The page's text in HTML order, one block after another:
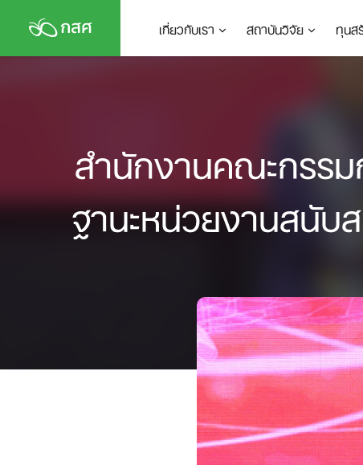
content
เกี่ยวกับเรา สถาบันวิจัย ทุนส
สำนักงานคณะกรรม
ฐานะหน่วยงานสนับ